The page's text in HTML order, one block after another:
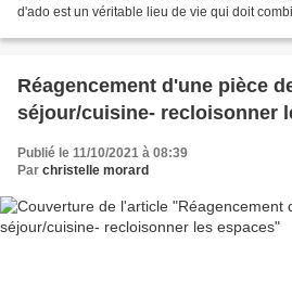
d'ado est un véritable lieu de vie qui doit
Réagencement d'une pièce
séjour/cuisine- recloisonner
Publié le 11/10/2021 à 08:39
Par christelle morard